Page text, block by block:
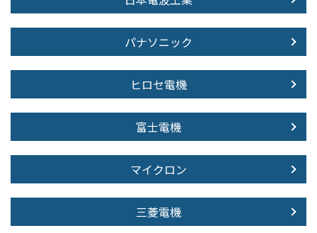
パナソニック
ヒロセ電機
富士電機
マイクロン
三菱電機